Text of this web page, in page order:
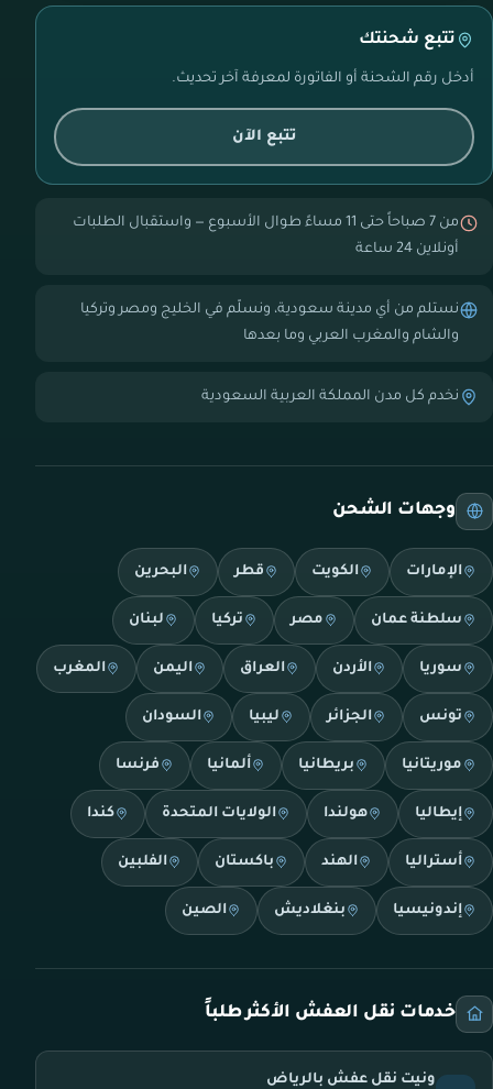
تتبع شحنتك
أدخل رقم الشحنة أو الفاتورة لمعرفة آخر تحديث.
تتبع الآن
من 7 صباحاً حتى 11 مساءً طوال الأسبوع — واستقبال الطلبات
أونلاين 24 ساعة
نستلم من أي مدينة سعودية، ونسلّم في الخليج ومصر وتركيا
والشام والمغرب العربي وما بعدها
نخدم كل مدن المملكة العربية السعودية
وجهات الشحن
الإمارات الكويت قطر البحرين
سلطنة عمان مصر تركيا لبنان
سوريا الأردن العراق اليمن المغرب
تونس الجزائر ليبيا السودان
موريتانيا بريطانيا ألمانيا فرنسا
إيطاليا هولندا الولايات المتحدة كندا
أستراليا الهند باكستان الفلبين
إندونيسيا بنغلاديش الصين
خدمات نقل العفش الأكثر طلباً
ونيت نقل عفش بالرياض